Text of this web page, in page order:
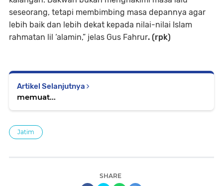
seseorang, tetapi membimbing masa depannya agar
lebih baik dan lebih dekat kepada nilai-nilai Islam
rahmatan lil ‘alamin,” jelas Gus Fahrur. (rpk)
Artikel Selanjutnya
memuat...
Jatim
SHARE